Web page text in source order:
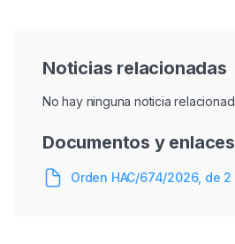
Noticias relacionadas
No hay ninguna noticia
Documentos y enlaces
Orden HAC/674/2026, de